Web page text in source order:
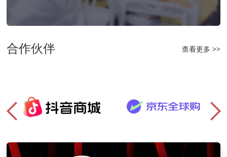
合作伙伴 查看更多 >>